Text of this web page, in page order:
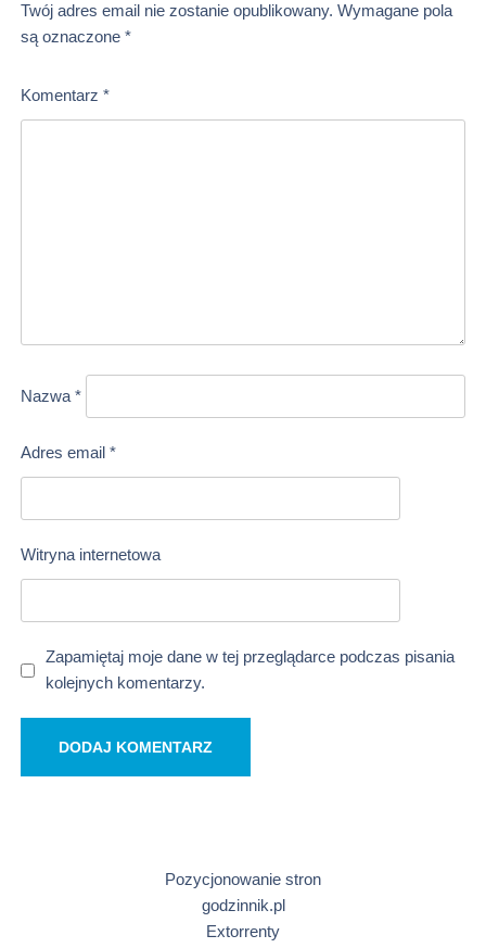
Twój adres email nie zostanie opublikowany. Wymagane pola
są oznaczone *
Komentarz *
Nazwa*
Adres email *
Witryna internetowa
Zapamiętaj moje dane w tej przeglądarce podczas pisania
kolejnych komentarzy.
Pozycjonowanie stron
godzinnik.pl
Extorrenty